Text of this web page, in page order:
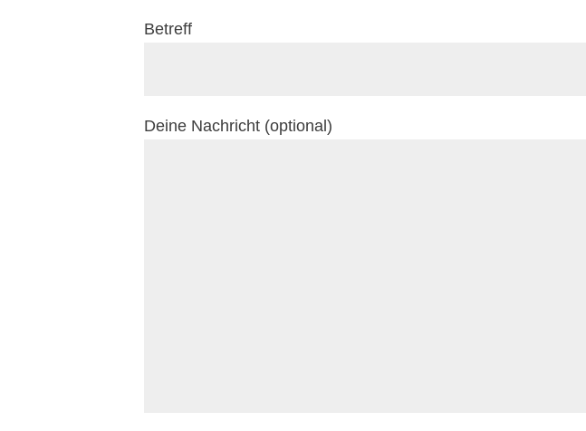
Betreff
Deine Nachricht (optional)